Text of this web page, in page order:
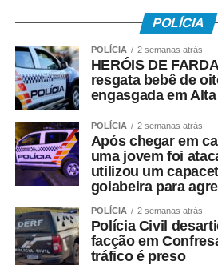
POLÍCIA
POLÍCIA 2 semanas atrás
HERÓIS DE
resgata bebê de
engasgada em
POLÍCIA 2 semanas atrás
Após chegar em
uma jovem foi
utilizou um
goiabeira para
POLÍCIA 2 semanas atrás
Polícia Civil
facção em
tráfico é preso